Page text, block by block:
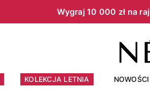
Wygraj 10 000 zł na
KOLEKCJA LETNIA NOWOŚCI